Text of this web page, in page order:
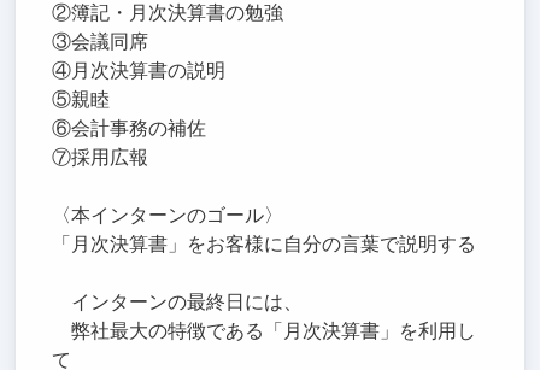
②簿記・月次決算書の勉強
③会議同席
④月次決算書の説明
⑤親睦
⑥会計事務の補佐
⑦採用広報
〈本インターンのゴール〉
「月次決算書」をお客様に自分の言葉で説明する
インターンの最終日には、
弊社最大の特徴である「月次決算書」を利用し
て